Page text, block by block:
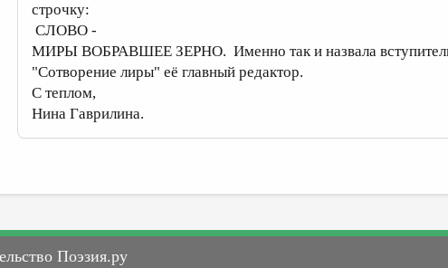
строчку:
СЛОВО -
МИРЫ ВОБРАВШЕЕ ЗЕРНО. Именно так и назвала
"Сотворение лиры" её главный редактор.
С теплом,
Нина Гаврилина.
Поэзия.ру